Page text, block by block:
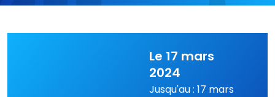
Le 17 mars
2024
Jusqu'au : 17 mars